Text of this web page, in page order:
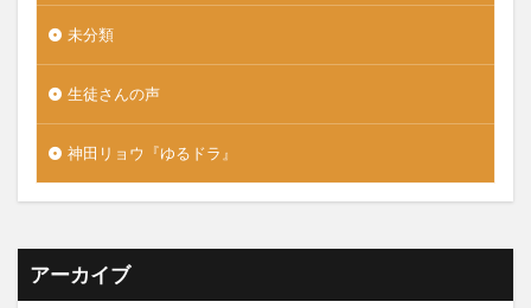
未分類
生徒さんの声
神田リョウ『ゆるドラ』
アーカイブ